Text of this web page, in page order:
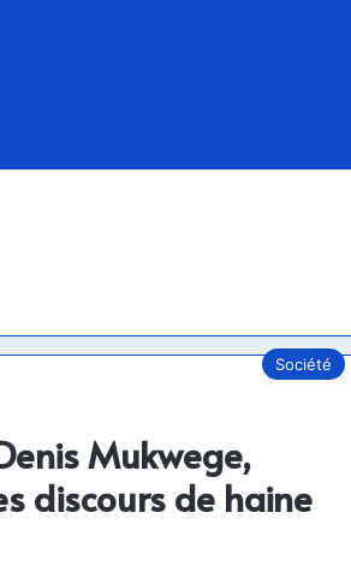
Société
Mukwege,
discours de haine